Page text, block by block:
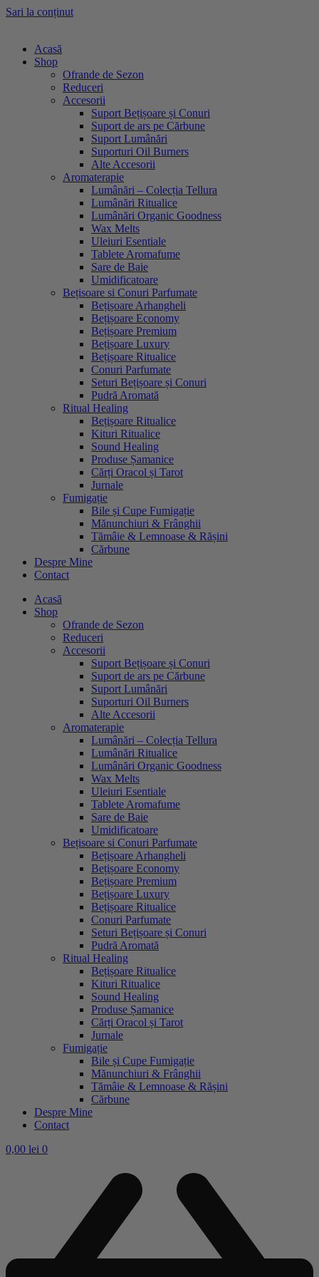
Sari la conținut
Acasă
Shop
Ofrande de Sezon
Reduceri
Accesorii
Suport Bețișoare și Conuri
Suport de ars pe Cărbune
Suport Lumânări
Suporturi Oil Burners
Alte Accesorii
Aromaterapie
Lumânări – Colecția Tellura
Lumânări Ritualice
Lumânări Organic Goodness
Wax Melts
Uleiuri Esentiale
Tablete Aromafume
Sare de Baie
Umidificatoare
Bețisoare si Conuri Parfumate
Bețișoare Arhangheli
Bețișoare Economy
Bețișoare Premium
Bețișoare Luxury
Bețișoare Ritualice
Conuri Parfumate
Seturi Bețișoare și Conuri
Pudră Aromată
Ritual Healing
Bețișoare Ritualice
Kituri Ritualice
Sound Healing
Produse Șamanice
Cărți Oracol și Tarot
Jurnale
Fumigație
Bile și Cupe Fumigație
Mănunchiuri & Frânghii
Tămâie & Lemnoase & Rășini
Cărbune
Despre Mine
Contact
Acasă
Shop
Ofrande de Sezon
Reduceri
Accesorii
Suport Bețișoare și Conuri
Suport de ars pe Cărbune
Suport Lumânări
Suporturi Oil Burners
Alte Accesorii
Aromaterapie
Lumânări – Colecția Tellura
Lumânări Ritualice
Lumânări Organic Goodness
Wax Melts
Uleiuri Esentiale
Tablete Aromafume
Sare de Baie
Umidificatoare
Bețisoare si Conuri Parfumate
Bețișoare Arhangheli
Bețișoare Economy
Bețișoare Premium
Bețișoare Luxury
Bețișoare Ritualice
Conuri Parfumate
Seturi Bețișoare și Conuri
Pudră Aromată
Ritual Healing
Bețișoare Ritualice
Kituri Ritualice
Sound Healing
Produse Șamanice
Cărți Oracol și Tarot
Jurnale
Fumigație
Bile și Cupe Fumigație
Mănunchiuri & Frânghii
Tămâie & Lemnoase & Rășini
Cărbune
Despre Mine
Contact
0,00 lei 0